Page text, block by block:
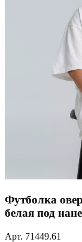
Футболка
белая под
Арт. 71449.61